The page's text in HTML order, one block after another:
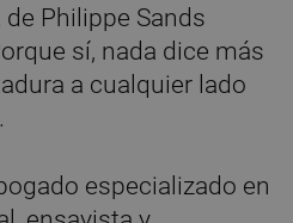
Philippe Sands
sí, nada dice más
a cualquier lado
especializado en